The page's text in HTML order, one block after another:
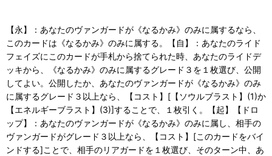
【永】：あなたのヴァンガードが《なるかみ》のみに属するなら、
このカードは《なるかみ》のみに属する。【自】：あなたのライド
フェイズにこのカードが手札から捨てられた時、あなたのライドデ
ッキから、《なるかみ》のみに属するグレード３を１枚選び、公開
してよい。公開したか、あなたのヴァンガードが《なるかみ》のみ
に属するグレード３以上なら、【コスト】[【ソウルブラスト】(1)か
【エネルギーブラスト】(3)]することで、１枚引く。【起】【ドロ
ップ】：あなたのヴァンガードが《なるかみ》のみに属し、相手の
ヴァンガードがグレード３以上なら、【コスト】[このカードをバイ
ンドする]ことで、相手のリアガードを１枚選び、そのターン中、あ